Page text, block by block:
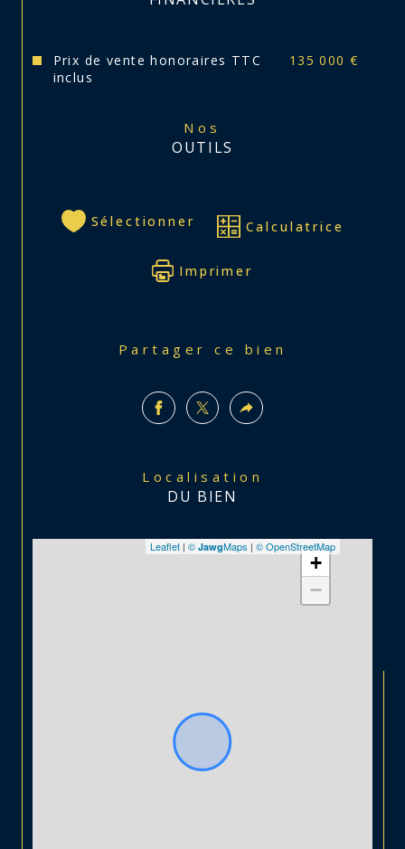
Prix de vente honoraires TTC
inclus
135 000 €
Nos
OUTILS
Sélectionner Calculatrice
Imprimer
Partager ce bien
Localisation
DU BIEN
+
−
Leaflet | © JawgMaps | © OpenStreetMap